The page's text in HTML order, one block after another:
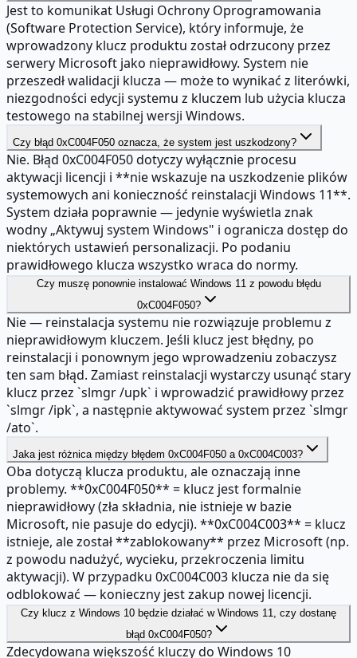
Jest to komunikat Usługi Ochrony Oprogramowania
(Software Protection Service), który informuje, że
wprowadzony klucz produktu został odrzucony przez
serwery Microsoft jako nieprawidłowy. System nie
przeszedł walidacji klucza — może to wynikać z literówki,
niezgodności edycji systemu z kluczem lub użycia klucza
testowego na stabilnej wersji Windows.
Czy błąd 0xC004F050 oznacza, że system jest uszkodzony?
Nie. Błąd 0xC004F050 dotyczy wyłącznie procesu
aktywacji licencji i **nie wskazuje na uszkodzenie plików
systemowych ani konieczność reinstalacji Windows 11**.
System działa poprawnie — jedynie wyświetla znak
wodny „Aktywuj system Windows" i ogranicza dostęp do
niektórych ustawień personalizacji. Po podaniu
prawidłowego klucza wszystko wraca do normy.
Czy muszę ponownie instalować Windows 11 z powodu błędu
0xC004F050?
Nie — reinstalacja systemu nie rozwiązuje problemu z
nieprawidłowym kluczem. Jeśli klucz jest błędny, po
reinstalacji i ponownym jego wprowadzeniu zobaczysz
ten sam błąd. Zamiast reinstalacji wystarczy usunąć stary
klucz przez `slmgr /upk` i wprowadzić prawidłowy przez
`slmgr /ipk`, a następnie aktywować system przez `slmgr
/ato`.
Jaka jest różnica między błędem 0xC004F050 a 0xC004C003?
Oba dotyczą klucza produktu, ale oznaczają inne
problemy. **0xC004F050** = klucz jest formalnie
nieprawidłowy (zła składnia, nie istnieje w bazie
Microsoft, nie pasuje do edycji). **0xC004C003** = klucz
istnieje, ale został **zablokowany** przez Microsoft (np.
z powodu nadużyć, wycieku, przekroczenia limitu
aktywacji). W przypadku 0xC004C003 klucza nie da się
odblokować — konieczny jest zakup nowej licencji.
Czy klucz z Windows 10 będzie działać w Windows 11, czy dostanę
błąd 0xC004F050?
Zdecydowana większość kluczy do Windows 10